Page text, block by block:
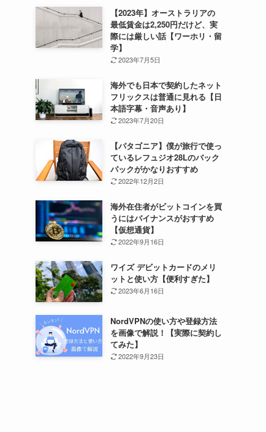
【2023年】オーストラリアの
最低賃金は2,250円だけど、実
際には厳しい話【ワーホリ・留
学】
2023年7月5日
海外でも日本で契約したネット
フリックスは普通に見れる【日
本語字幕・音声あり】
2023年7月20日
【パタゴニア】僕が旅行で使っ
ているレフュジオ28Lのバック
パックがかなりおすすめ
2022年12月2日
海外在住者がビットコインを買
うにはバイナンスがおすすめ
【仮想通貨】
2022年9月16日
ワイズ デビットカードのメリ
ットと使い方【便利すぎた】
2023年6月16日
NordVPNの使い方や登録方法
を画像で解説！【実際に契約し
てみた】
2022年9月23日